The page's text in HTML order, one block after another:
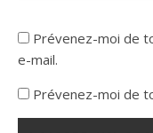
Prévenez-moi de
e-mail.
Prévenez-moi de